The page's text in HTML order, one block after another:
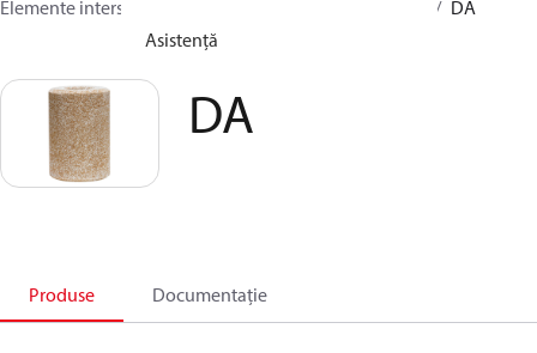
Asistență
Elemente interschimbabile pentru filtre deshidratoare
DA
DA
Produse Documentație